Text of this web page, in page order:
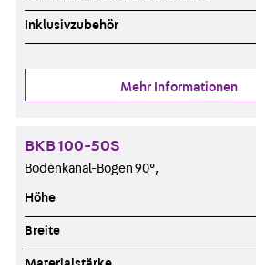
Inklusivzubehör
Mehr Informationen
BKB 100-50S
Bodenkanal-Bogen 90°,
Höhe
Breite